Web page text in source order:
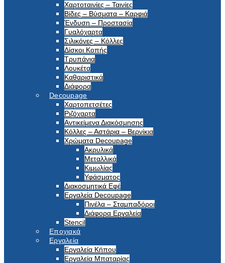
Χαρτοταινίες – Ταινίες
Βίδες – Βύσματα – Καρφιά
Ένδυση – Προστασία
Γυαλόχαρτα
Σιλικόνες – Κόλλες
Δίσκοι Κοπής
Τρυπάνια
Λουκέτα
Καθαριστικά
Διάφορα
Decoupage
Χαρτοπετσέτες
Ριζόχαρτα
Αντικείμενα Διακόσμησης
Κόλλες – Αστάρια – Βερνίκια
Χρώματα Decoupage
Ακρυλικά
Μεταλλικά
Κιμωλίας
Υφάσματος
Διακοσμητικά Εφέ
Εργαλεία Decoupage
Πινέλα – Σταμπαδόροι
Διάφορα Εργαλεία
Stencil
Εποχιακά
Εργαλεία
Εργαλεία Κήπου
Εργαλεία Μπαταρίας